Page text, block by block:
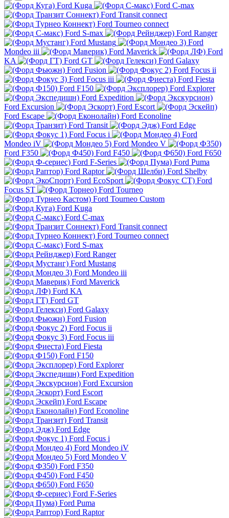
Ford Kuga
Ford C-max
Ford Transit connect
Ford Tourneo connect
Ford S-max
Ford Ranger
Ford Mustang
Ford
Mondeo iii
Ford Maverick
Ford
KA
Ford GT
Ford Galaxy
Ford Fusion
Ford Focus ii
Ford Focus iii
Ford Fiesta
Ford F150
Ford Explorer
Ford Expedition
Ford Excursion
Ford Escort
Ford Escape
Ford Econoline
Ford Transit
Ford Edge
Ford Focus i
Ford
Mondeo iV
Ford Mondeo V
Ford F350
Ford F450
Ford F650
Ford F-Series
Ford Puma
Ford Raptor
Ford Shelby
Ford EcoSport
Ford
Focus ST
Ford Tourneo
Ford Tourneo Custom
Ford Kuga
Ford C-max
Ford Transit connect
Ford Tourneo connect
Ford S-max
Ford Ranger
Ford Mustang
Ford Mondeo iii
Ford Maverick
Ford KA
Ford GT
Ford Galaxy
Ford Fusion
Ford Focus ii
Ford Focus iii
Ford Fiesta
Ford F150
Ford Explorer
Ford Expedition
Ford Excursion
Ford Escort
Ford Escape
Ford Econoline
Ford Transit
Ford Edge
Ford Focus i
Ford Mondeo iV
Ford Mondeo V
Ford F350
Ford F450
Ford F650
Ford F-Series
Ford Puma
Ford Raptor